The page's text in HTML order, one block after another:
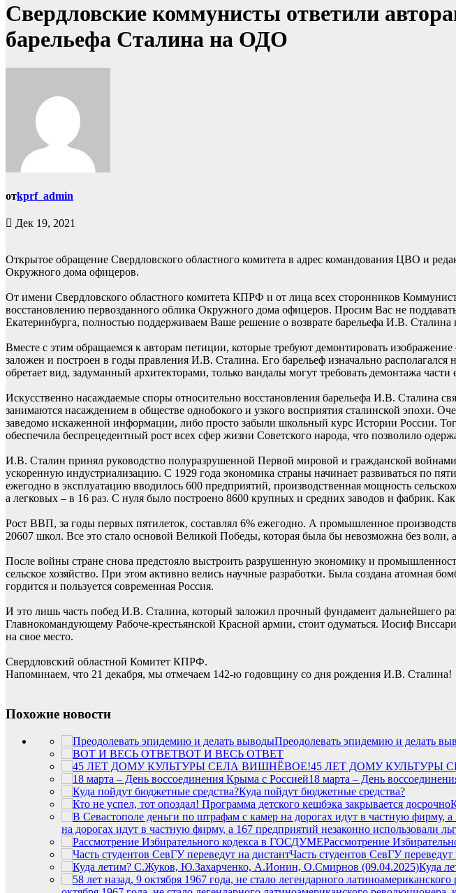
Свердловские коммунисты ответили
барельефа Сталина на ОДО
отkprf_admin
Дек 19, 2021
Открытое обращение Свердловского областного комитета в адрес командования ЦВО и
Окружного дома офицеров.
От имени Свердловского областного комитета КПРФ и от лица всех сторонников
восстановлению первозданного облика Окружного дома офицеров. Просим Вас не
Екатеринбурга, полностью поддерживаем Ваше решение о возврате барельефа И.В. Сталина
Вместе с этим обращаемся к авторам петиции, которые требуют демонтировать
заложен и построен в годы правления И.В. Сталина. Его барельеф изначально
обретает вид, задуманный архитекторами, только вандалы могут требовать демонтажа части
Искусственно насаждаемые споры относительно восстановления барельефа И.В. Сталина
занимаются насаждением в обществе однобокого и узкого восприятия сталинской эпохи.
заведомо искаженной информации, либо просто забыли школьный курс Истории России.
обеспечила беспрецедентный рост всех сфер жизни Советского народа, что позволило
И.В. Сталин принял руководство полуразрушенной Первой мировой и гражданской
ускоренную индустриализацию. С 1929 года экономика страны начинает развиваться по
ежегодно в эксплуатацию вводилось 600 предприятий, производственная мощность
а легковых – в 16 раз. С нуля было построено 8600 крупных и средних заводов и фабрик.
Рост ВВП, за годы первых пятилеток, составлял 6% ежегодно. А промышленное
20607 школ. Все это стало основой Великой Победы, которая была бы невозможна без воли,
После войны стране снова предстояло выстроить разрушенную экономику и
сельское хозяйство. При этом активно велись научные разработки. Была создана атомная
гордится и пользуется современная Россия.
И это лишь часть побед И.В. Сталина, который заложил прочный фундамент дальнейшего
Главнокомандующему Рабоче-крестьянской Красной армии, стоит одуматься. Иосиф
на свое место.
Свердловский областной Комитет КПРФ.
Напоминаем, что 21 декабря, мы отмечаем 142-ю годовщину со дня рождения И.В. Сталина!
Похожие новости
Преодолевать эпидемию и делать
ВОТ И ВЕСЬ ОТВЕТ
45 ЛЕТ ДОМУ КУЛЬТУРЫ
18 марта – День
Куда пойдут бюджетные средства?
на дорогах идут в частную фирму, а 167 предприятий незаконно использовали
Рассмотрение
Часть студентов СевГУ переведут
Куда